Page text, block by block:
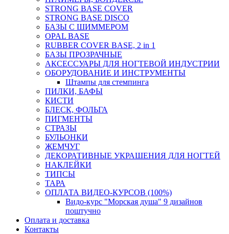
STRONG BASE COVER
STRONG BASE DISCO
БАЗЫ С ШИММЕРОМ
OPAL BASE
RUBBER COVER BASE, 2 in 1
БАЗЫ ПРОЗРАЧНЫЕ
АКСЕССУАРЫ ДЛЯ НОГТЕВОЙ ИНДУСТРИИ
ОБОРУДОВАНИЕ И ИНСТРУМЕНТЫ
Штампы для стемпинга
ПИЛКИ, БАФЫ
КИСТИ
БЛЕСК, ФОЛЬГА
ПИГМЕНТЫ
СТРАЗЫ
БУЛЬОНКИ
ЖЕМЧУГ
ДЕКОРАТИВНЫЕ УКРАШЕНИЯ ДЛЯ НОГТЕЙ
НАКЛЕЙКИ
ТИПСЫ
ТАРА
ОПЛАТА ВИДЕО-КУРСОВ (100%)
Видо-курс "Морская душа" 9 дизайнов
поштучно
Оплата и доставка
Контакты